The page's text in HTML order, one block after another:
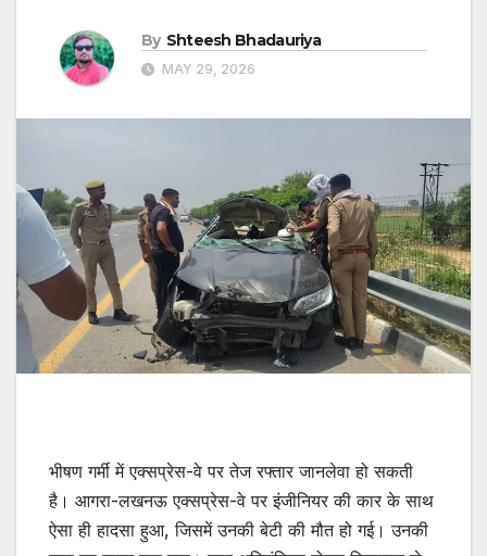
By Shteesh Bhadauriya
MAY 29, 2026
भीषण गर्मी में एक्सप्रेस-वे पर तेज रफ्तार जानलेवा हो सकती
है। आगरा-लखनऊ एक्सप्रेस-वे पर इंजीनियर की कार के साथ
ऐसा ही हादसा हुआ, जिसमें उनकी बेटी की मौत हो गई। उनकी